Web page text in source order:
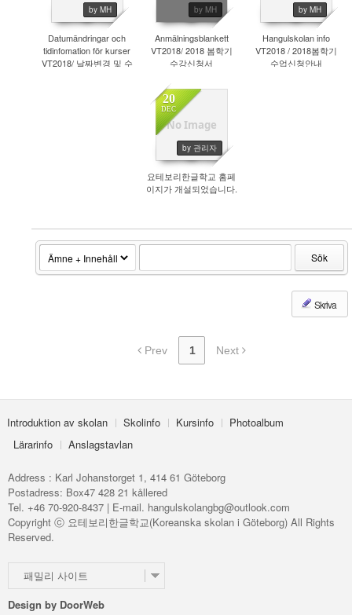
by MH
Datumändringar och
tidinfomation för kurser
VT2018/ 날짜변경 및 수
by MH
Anmälningsblankett
VT2018/ 2018 봄학기
수강신청서
by MH
Hangulskolan info
VT2018 / 2018봄학기
수업신청안내
No Image
20
DEC
by 관리자
2175
요테보리한글학교 홈페
이지가 개설되었습니다.
Sök
Skriva
Prev 1 Next
Introduktion av skolan Skolinfo Kursinfo
Photoalbum
Lärarinfo
Anslagstavlan
Address : Karl Johanstorget 1, 414 61 Göteborg
Postadress: Box47 428 21 kållered
Tel. +46 70-920-8437 | E-mail. hangulskolangbg@outlook.com
Copyright ⓒ 요테보리한글학교(Koreanska skolan i Göteborg) All Rights
Reserved.
패밀리 사이트
Design by DoorWeb